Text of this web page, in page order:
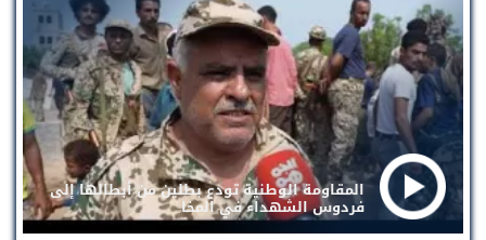
المقاومة الوطنية تودع بطلين من أبطالها إلى
فردوس الشهداء في المخا